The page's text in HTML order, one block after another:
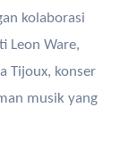
kolaborasi
Leon Ware,
Tijoux, konser
musik yang